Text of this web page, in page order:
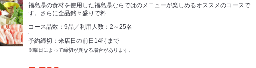
福島県の食材を使用した福島県ならではのメニューが楽しめるオススメのコースで
す。さらに全品銘々盛りで料…
コース品数：9品／利用人数：2～25名
予約締切：来店日の前日14時まで
※曜日によって締切が異なる場合があります。